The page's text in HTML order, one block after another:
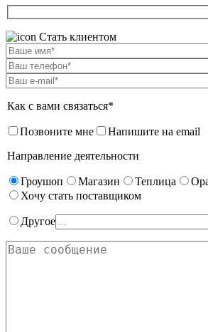
Стать клиентом
Как с вами связаться*
Позвоните мне
Напишите на email
Направление деятельности
Гроушоп Магазин Теплица
Хочу стать поставщиком
Другое